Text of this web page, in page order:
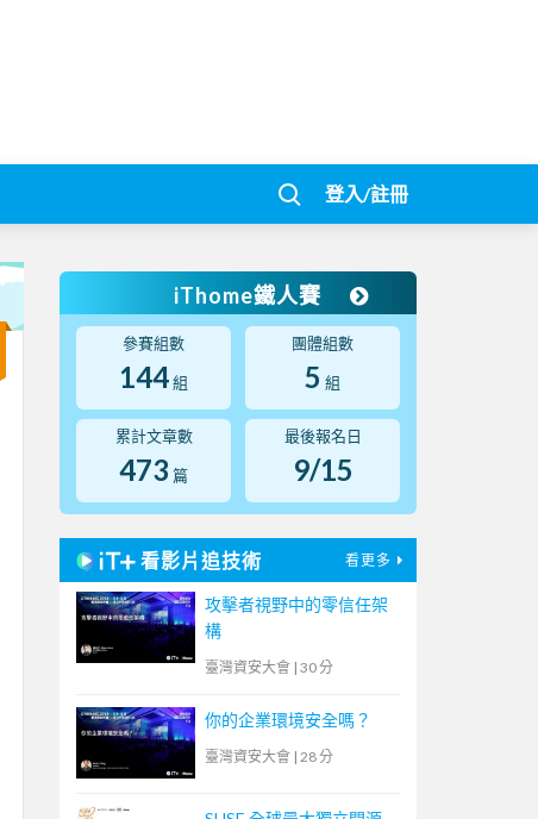
登入/註冊
iThome鐵人賽
參賽組數
144組
團體組數
5 組
累計文章數
473 篇
最後報名日
9/15
看影片追技術 看更多
攻擊者視野中的零信任架
構
臺灣資安大會 | 30 分
你的企業環境安全嗎？
臺灣資安大會 | 28 分